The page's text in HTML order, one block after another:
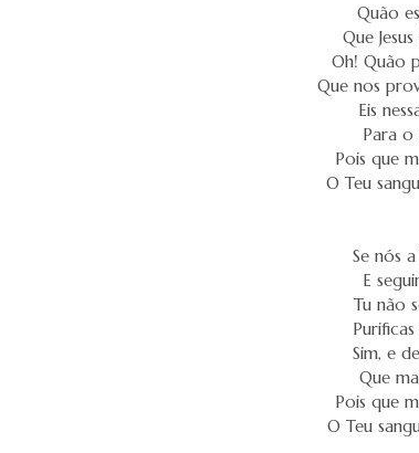
Quão
Que
Oh! Quão
Que nos
Eis
Para
Pois que
O Teu
Se nós
E
Tu não
Sim, e
Que
Pois que
O Teu